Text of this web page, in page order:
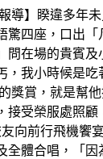
導】睽違多年
驚四座，口出
問在場的貴賓
，我小時候是
獎賞，就是幫
接受榮服處照
向前行飛機饗
全體合唱，「